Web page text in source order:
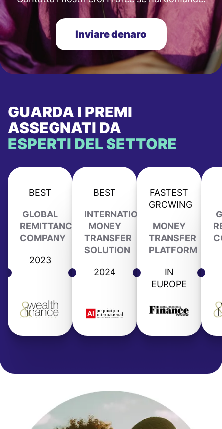
Inviare denaro
GUARDA I PREMI
ASSEGNATI DA
ESPERTI DEL SETTORE
BEST
GLOBAL
REMITTANCE
COMPANY
2023
BEST
INTERNATIONAL
MONEY
TRANSFER
SOLUTION
2024
FASTEST
GROWING
MONEY
TRANSFER
PLATFORM
IN
EUROPE